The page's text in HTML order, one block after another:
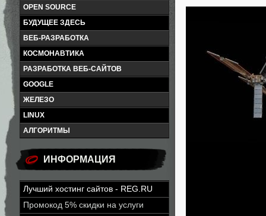
OPEN SOURCE
БУДУЩЕЕ ЗДЕСЬ
ВЕБ-РАЗРАБОТКА
КОСМОНАВТИКА
РАЗРАБОТКА ВЕБ-САЙТОВ
GOOGLE
ЖЕЛЕЗО
LINUX
АЛГОРИТМЫ
ИНФОРМАЦИЯ
Лучший хостинг сайтов - REG.RU
Промокод 5% скидки на услуги